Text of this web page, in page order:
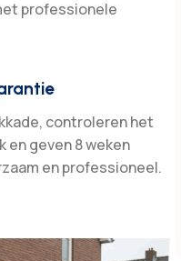
professionele
controleren het
geven 8 weken
en professioneel.